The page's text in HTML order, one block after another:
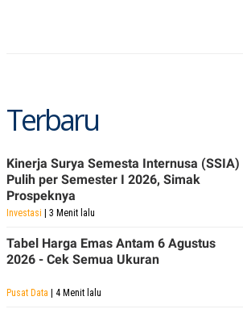
A
N
C
E
T
A
K
J
A
I
T
E
N
E
P
A
E
A
D
V
R
Terbaru
Kinerja Surya Semesta Internusa (SSIA)
Pulih per Semester I 2026, Simak
Prospeknya
Investasi | 3 Menit lalu
Tabel Harga Emas Antam 6 Agustus
2026 - Cek Semua Ukuran
Pusat Data | 4 Menit lalu